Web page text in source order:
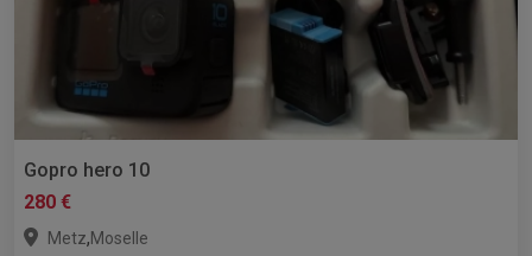
Gopro hero 10
280 €
Metz,Moselle